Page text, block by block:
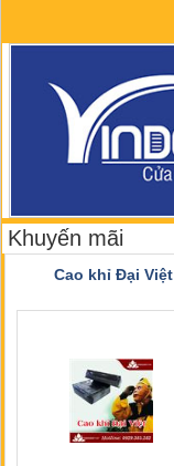
Khuyến mãi
Cao khỉ Đại Việt